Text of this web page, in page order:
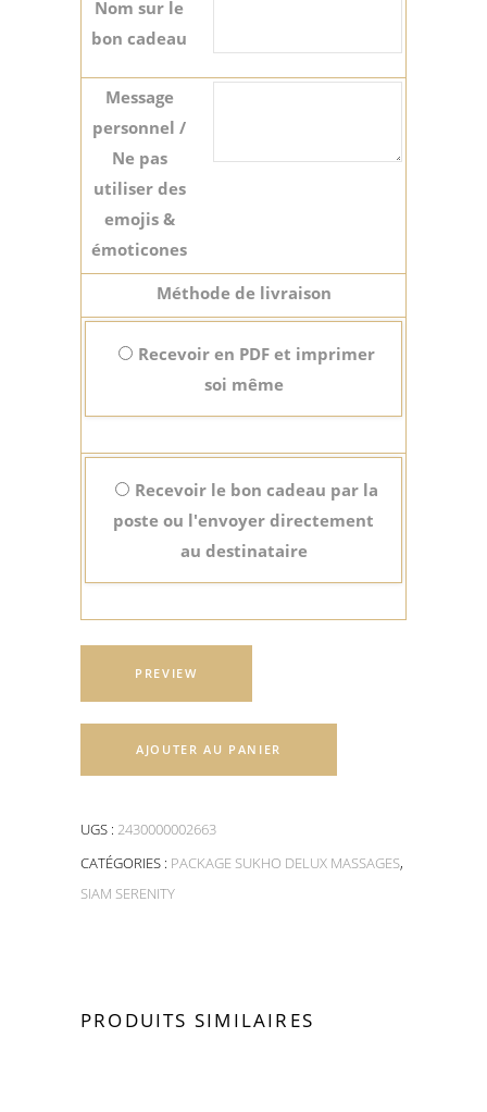
Nom sur le
bon cadeau
Message
personnel /
Ne pas
utiliser des
emojis &
émoticones
Méthode de livraison
Recevoir en PDF et imprimer
soi même
Recevoir le bon cadeau par la
poste ou l'envoyer directement
au destinataire
PREVIEW
AJOUTER AU PANIER
UGS : 2430000002663
CATÉGORIES : PACKAGE SUKHO DELUX MASSAGES,
SIAM SERENITY
PRODUITS SIMILAIRES